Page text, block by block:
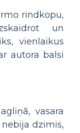
rindkopu,
un
vienlaikus
autora balsi
vasara
dzimis,